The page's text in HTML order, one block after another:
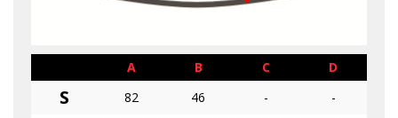
A B C D
S 82 46 - -